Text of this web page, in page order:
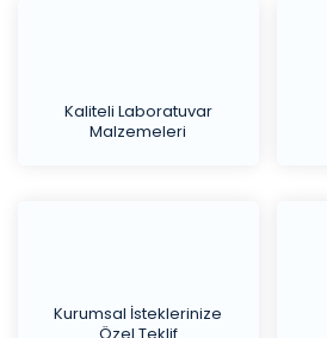
Kaliteli Laboratuvar
Malzemeleri
Kurumsal İsteklerinize